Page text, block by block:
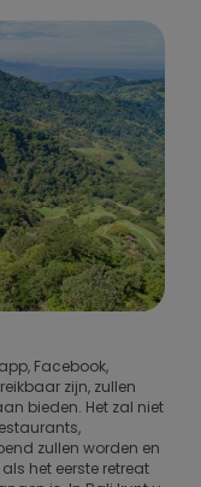
Facebook,
zijn, zullen
bieden. Het zal niet
zullen worden en
het eerste retreat